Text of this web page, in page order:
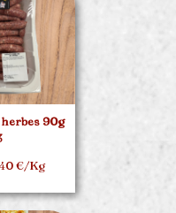
90g
€/Kg